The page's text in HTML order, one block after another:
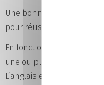
Une bonne
pour réussir dans ce métier.
En fonction du secteur
une ou plusieurs langues
L’anglais est notamment